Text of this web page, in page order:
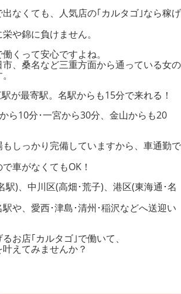
なくても、人気店の｢カルタゴ｣なら稼げ
や錦に負けません。
くって安心ですよね。
、桑名など三重方面から通っている女の
が最寄駅。名駅からも15分で来れる！
ら10分･一宮から30分、金山からも20
しっかり完備していますから、車通勤で
車がなくてもOK！
駅)、中川区(高畑･荒子)、港区(東海通･名
や、愛西･津島･清州･稲沢などへ送迎い
お店｢カルタゴ｣で働いて、
えてみませんか？